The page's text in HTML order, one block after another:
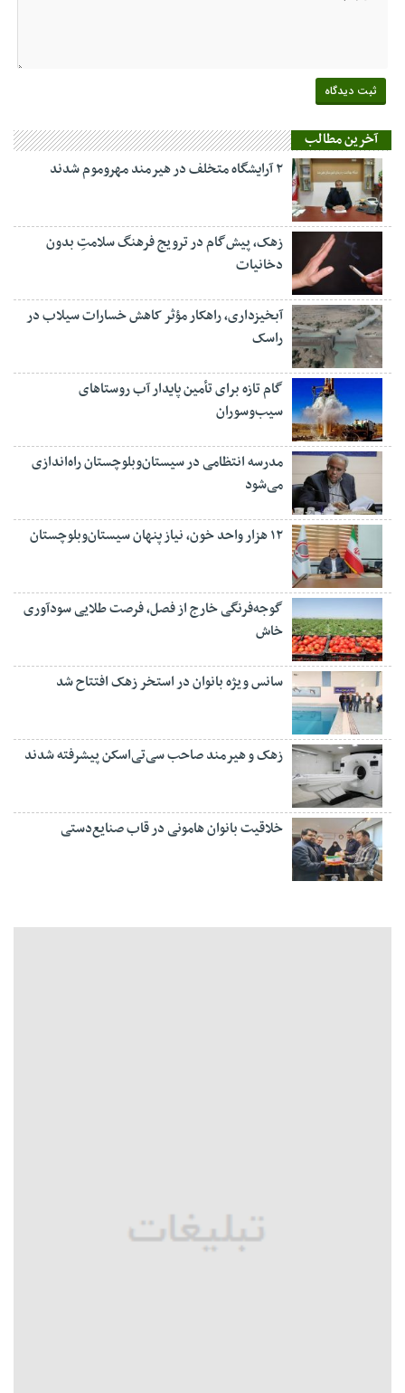
آخرین مطالب
۲ آرایشگاه متخلف در هیرمند مهروموم شدند
زهک، پیش‌گام در ترویج فرهنگ سلامتِ بدون
دخانیات
آبخیزداری، راهکار مؤثر کاهش خسارات سیلاب در
راسک
گام تازه برای تأمین پایدار آب روستاهای
سیب‌وسوران
مدرسه انتظامی در سیستان‌وبلوچستان راه‌اندازی
می‌شود
۱۲ هزار واحد خون، نیاز پنهان سیستان‌وبلوچستان
گوجه‌فرنگی خارج از فصل، فرصت طلایی سودآوری
خاش
سانس ویژه بانوان در استخر زهک افتتاح شد
زهک و هیرمند صاحب سی‌تی‌اسکن پیشرفته شدند
خلاقیت بانوان هامونی در قاب صنایع‌دستی